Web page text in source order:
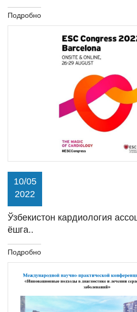
Подробно
10/05
2022
Ўзбекистон кардиология
ёшга..
Подробно